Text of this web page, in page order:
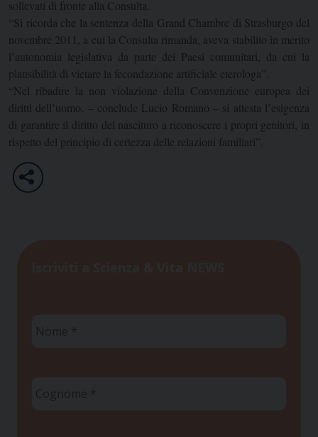
sollevati di fronte alla Consulta.
“Si ricorda che la sentenza della Grand Chambre di Strasburgo del
novembre 2011, a cui la Consulta rimanda, aveva stabilito in merito
l’autonomia legislativa da parte dei Paesi comunitari, da cui la
plausibilità di vietare la fecondazione artificiale eterologa”.
“Nel ribadire la non violazione della Convenzione europea dei
diritti dell’uomo, – conclude Lucio Romano – si attesta l’esigenza
di garantire il diritto del nascituro a riconoscere i propri genitori, in
rispetto del principio di certezza delle relazioni familiari”.